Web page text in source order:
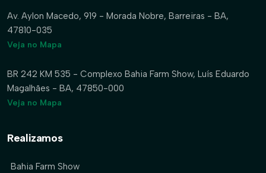
Av. Aylon Macedo, 919 - Morada Nobre, Barreiras - BA,
47810-035
Veja no Mapa
BR 242 KM 535 - Complexo Bahia Farm Show, Luís Eduardo
Magalhães - BA, 47850-000
Veja no Mapa
Realizamos
Bahia Farm Show